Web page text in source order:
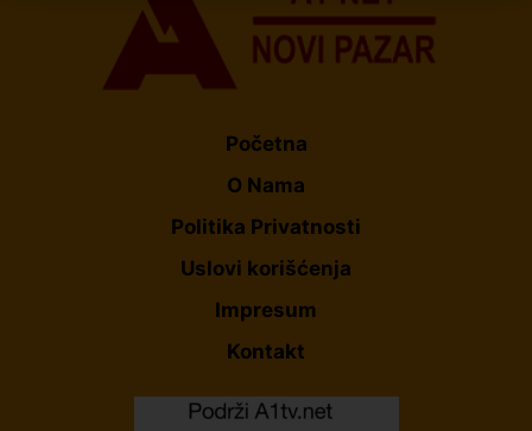
Početna
O Nama
Politika Privatnosti
Uslovi korišćenja
Impresum
Kontakt